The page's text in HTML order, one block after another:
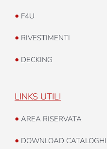
• F4U
• RIVESTIMENTI
• DECKING
LINKS UTILI
• AREA RISERVATA
• DOWNLOAD CATALOGHI